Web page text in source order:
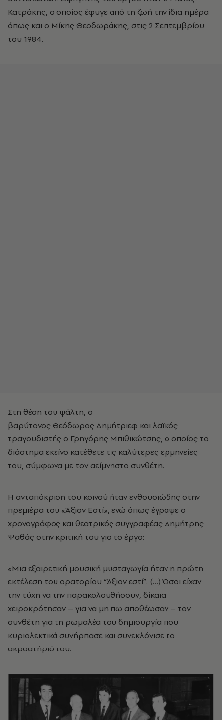
Κατράκης, ο οποίος έφυγε από τη ζωή την ίδια ημέρα
όπως και ο Μίκης Θεοδωράκης, στις 2 Σεπτεμβρίου
του 1984.
Στη θέση του ψάλτη, ο
βαρύτονος Θεόδωρος Δημήτριεφ και λαϊκός
τραγουδιστής ο Γρηγόρης Μπιθικώτσης, ο οποίος το
διάστημα εκείνο κατέθετε τις καλύτερες ερμηνείες
του, σύμφωνα με τον αείμνηστο συνθέτη.
Η ανταπόκριση του κοινού ήταν ενθουσιώδης στην
πρεμιέρα του «Άξιον Εστί», ενώ όπως έγραψε ο
χρονογράφος και θεατρικός συγγραφέας Δημήτρης
Ψαθάς στην κριτική του για το έργο:
«Μια εξαιρετική μουσική μυσταγωγία ήταν η πρώτη
εκτέλεση του ορατορίου “Άξιον εστί”. (…) Όσοι είχαν
την τύχη να την παρακολουθήσουν, δίκαια
χειροκρότησαν – για να μη πω αποθέωσαν – τον
συνθέτη για τη ρωμαλέα του δημιουργία που
κυριολεκτικά συνήρπασε και συνεκλόνισε το
ακροατήριό του.